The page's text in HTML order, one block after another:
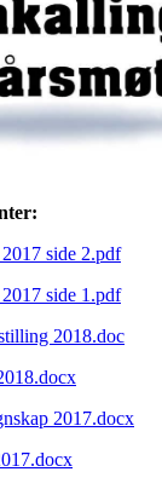
side 2.pdf
side 1.pdf
2018.doc
2017.docx